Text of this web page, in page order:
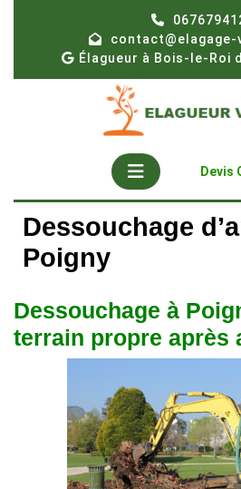
Élagueur à Bois-le-Roi
Open
Devis
Dessouchage
Poigny
Dessouchage à
terrain propre après